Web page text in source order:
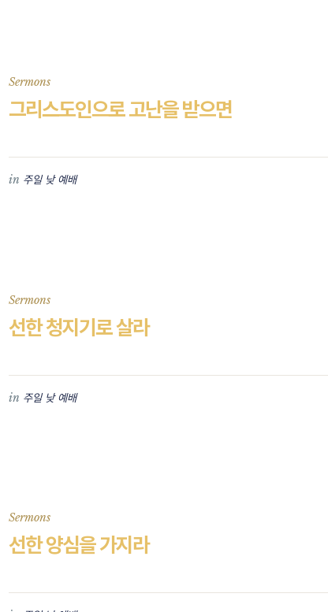
Sermons
그리스도인으로 고난을 받으면
in 주일 낮 예배
Sermons
선한 청지기로 살라
in 주일 낮 예배
Sermons
선한 양심을 가지라